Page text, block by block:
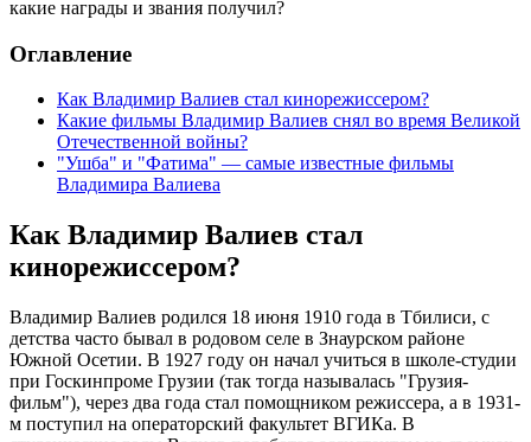
какие награды и звания получил?
Оглавление
Как Владимир Валиев стал кинорежиссером?
Какие фильмы Владимир Валиев снял во время Великой
Отечественной войны?
"Ушба" и "Фатима" — самые известные фильмы
Владимира Валиева
Как Владимир Валиев стал
кинорежиссером?
Владимир Валиев родился 18 июня 1910 года в Тбилиси, с
детства часто бывал в родовом селе в Знаурском районе
Южной Осетии. В 1927 году он начал учиться в школе-студии
при Госкинпроме Грузии (так тогда называлась "Грузия-
фильм"), через два года стал помощником режиссера, а в 1931-
м поступил на операторский факультет ВГИКа. В